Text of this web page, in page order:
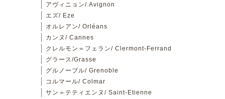
アヴィニョン/ Avignon
エズ/ Eze
オルレアン/ Orléans
カンヌ/ Cannes
クレルモン＝フェラン/ Clermont-Ferrand
グラース/Grasse
グルノーブル/ Grenoble
コルマール/ Colmar
サン＝テティエンヌ/ Saint-Etienne